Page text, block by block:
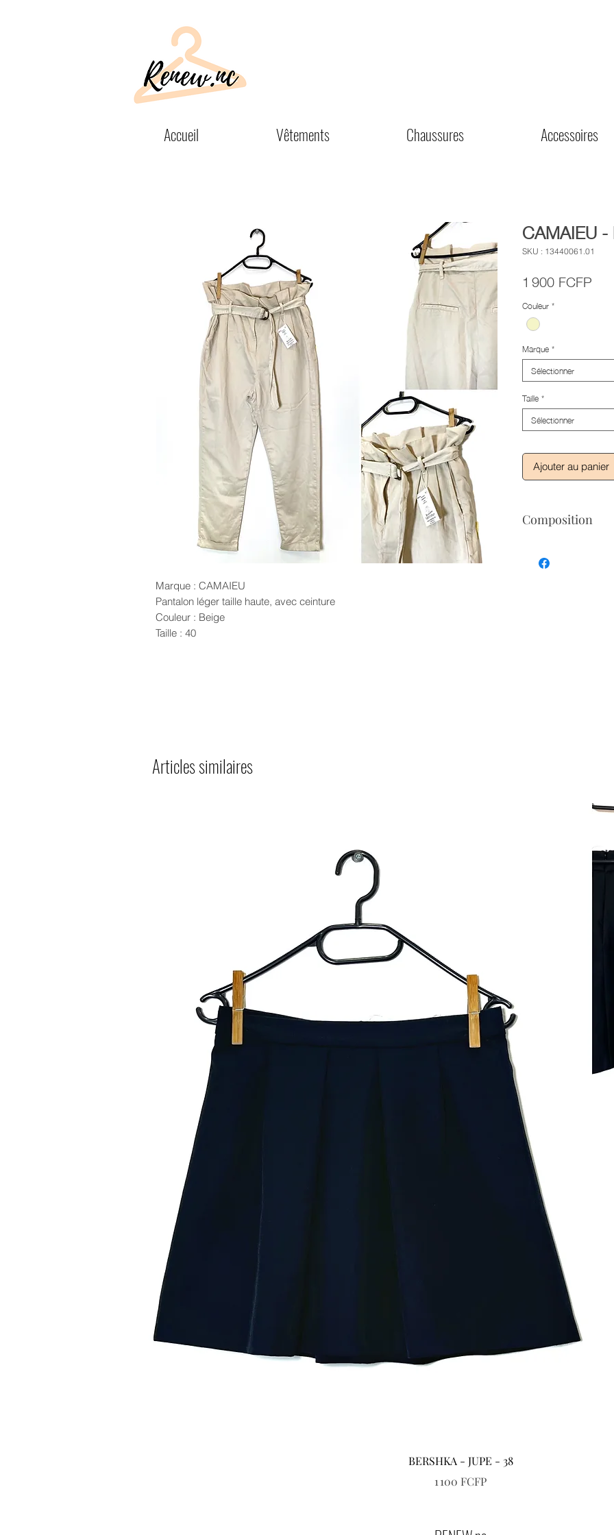
Accueil Vêtements Chaussures Accessoires
Marque : CAMAIEU
Pantalon léger taille haute, avec ceinture
Couleur : Beige
Taille : 40
CAMAIEU
SKU : 13440061.01
1 900 FCFP
Couleur*
Marque*
Sélectionner
Taille*
Sélectionner
Ajouter au panier
Composition
COMPOSITION
Articles similaires
Aperçu rapide
BERSHKA - JUPE - 38
Prix
1 100 FCFP